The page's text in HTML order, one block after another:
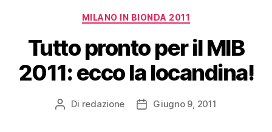
Categorie
MILANO IN BIONDA 2011
Tutto pronto per il MIB
2011: ecco la locandina!
Autore
Di redazione
DataGiugno 9, 2011